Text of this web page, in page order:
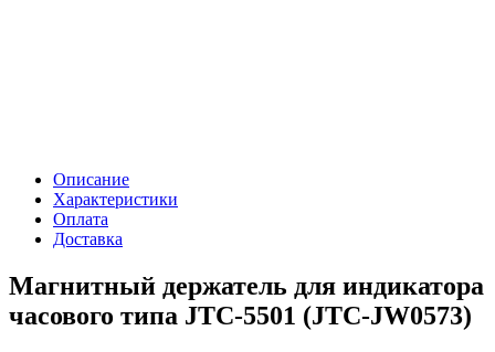
Описание
Характеристики
Оплата
Доставка
Магнитный держатель для индикатора
часового типа JTC-5501 (JTC-JW0573)